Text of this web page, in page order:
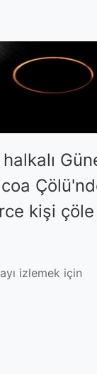
kişi çöle
izlemek için